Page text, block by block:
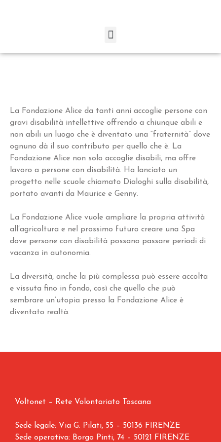
La Fondazione Alice da tanti anni accoglie persone con
gravi disabilità intellettive offrendo a chiunque abili e
non abili un luogo che è diventato una “fraternità” dove
ognuno dà il suo contributo per quello che è. La
Fondazione Alice non solo accoglie disabili, ma offre
lavoro a persone con disabilità. Ha lanciato un
progetto nelle scuole chiamato Dialoghi sulla disabilità,
portato avanti da Maurice e Genny.
La Fondazione Alice vuole ampliare la propria attività
all’agricoltura e nel prossimo futuro creare una Spa
dove persone con disabilità possano passare periodi di
vacanza in autonomia.
La diversità, anche la più complessa può essere accolta
e vissuta fino in fondo, così che quello che può
sembrare un’utopia presso la Fondazione Alice è
diventato realtà.
Voltonet – Rete Volontariato Toscana
Sede legale: Via G. Pilati, 55 – 50136 FIRENZE
Sede operativa: Borgo Pinti, 74 – 50121 FIRENZE